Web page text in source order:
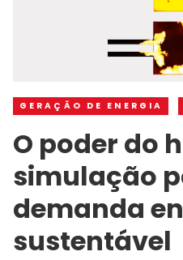
GERAÇÃO DE ENERGIA
O poder do
simulação
demanda
sustentável